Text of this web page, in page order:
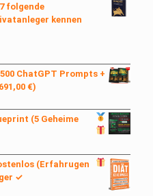
folgende
kennen
ChatGPT Prompts +
€)
(5 Geheime
(Erfahrugen
✓